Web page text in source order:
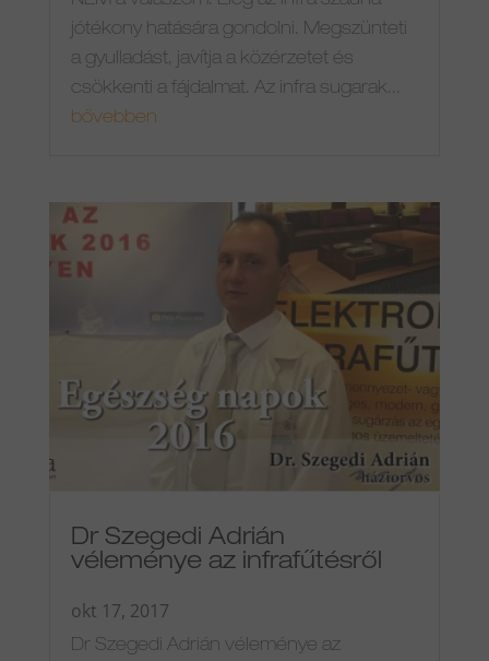
jótékony hatására gondolni. Megszünteti
a gyulladást, javítja a közérzetet és
csökkenti a fájdalmat. Az infra sugarak...
bővebben
Dr Szegedi Adrián
véleménye az infrafűtésről
okt 17, 2017
Dr Szegedi Adrián véleménye az